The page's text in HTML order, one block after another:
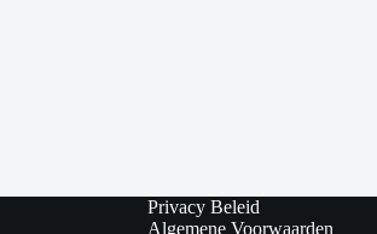
Privacy Beleid
Algemene Voorwaarden